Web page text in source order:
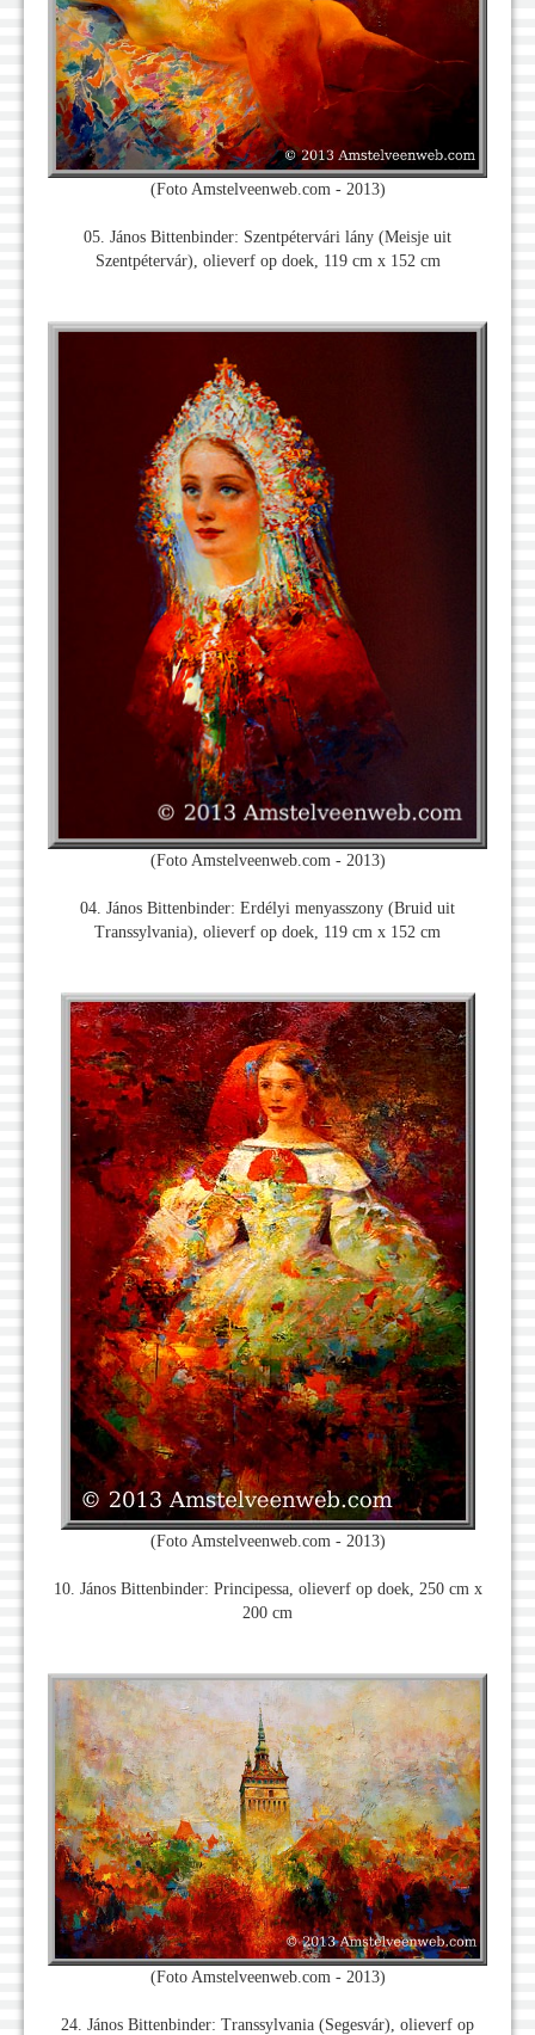
(Foto Amstelveenweb.com - 2013)
05. János Bittenbinder: Szentpétervári lány (Meisje uit
Szentpétervár), olieverf op doek, 119 cm x 152 cm
(Foto Amstelveenweb.com - 2013)
04. János Bittenbinder: Erdélyi menyasszony (Bruid uit
Transsylvania), olieverf op doek, 119 cm x 152 cm
(Foto Amstelveenweb.com - 2013)
10. János Bittenbinder: Principessa, olieverf op doek, 250 cm x
200 cm
(Foto Amstelveenweb.com - 2013)
24. János Bittenbinder: Transsylvania (Segesvár), olieverf op